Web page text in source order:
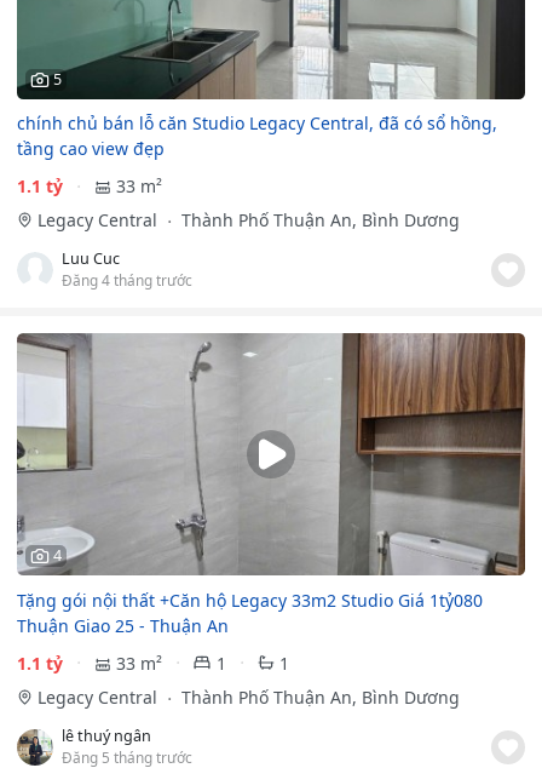
5
chính chủ bán lỗ căn Studio Legacy Central, đã có sổ hồng,
tầng cao view đẹp
1.1 tỷ
33 m²
Legacy Central
Thành Phố Thuận An, Bình Dương
Luu Cuc
Đăng 4 tháng trước
4
Tặng gói nội thất +Căn hộ Legacy 33m2 Studio Giá 1tỷ080
Thuận Giao 25 - Thuận An
1.1 tỷ
33 m² 1
1
Legacy Central
Thành Phố Thuận An, Bình Dương
lê thuý ngân
Đăng 5 tháng trước